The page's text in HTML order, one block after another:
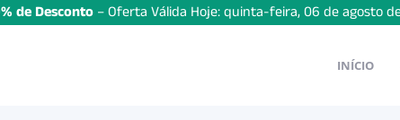
de Desconto– Oferta Válida Hoje:quinta-feira,06 deagosto
INÍCIO